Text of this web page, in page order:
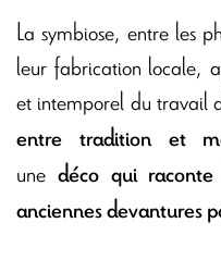
La symbiose, entre les
leur fabrication locale,
et intemporel du travail
entre tradition et
une déco qui
anciennes devantures